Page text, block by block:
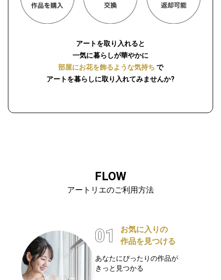
アートを取り入れると
一気に暮らしが華やかに
部屋にお花を飾るような気持ち で
アートを暮らしに取り入れてみませんか?
FLOW
アートリエのご利用方法
お気に入りの
作品を見つける
あなたにぴったりの作品が
きっと見つかる